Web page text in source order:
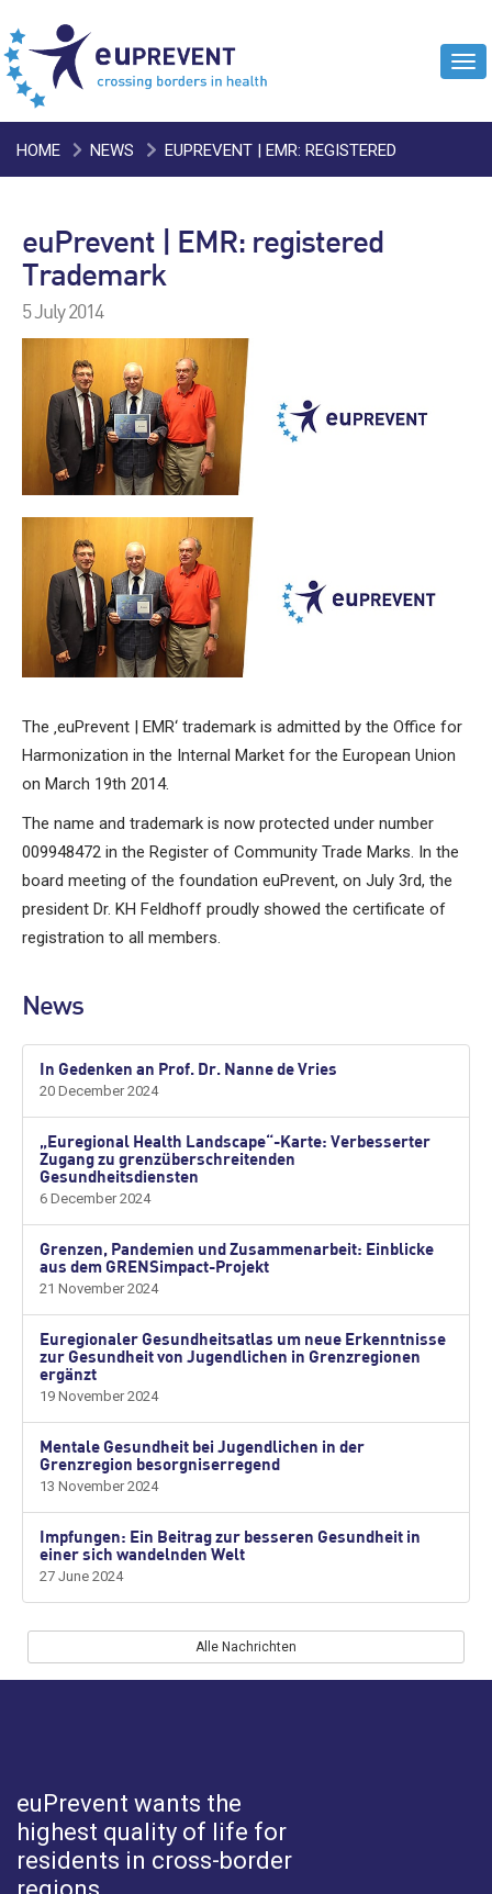
HOME NEWS EUPREVENT | EMR: REGISTERED
euPrevent | EMR: registered
Trademark
5 July 2014
The ‚euPrevent | EMR‘ trademark is admitted by the Office for
Harmonization in the Internal Market for the European Union
on March 19th 2014.
The name and trademark is now protected under number
009948472 in the Register of Community Trade Marks. In the
board meeting of the foundation euPrevent, on July 3rd, the
president Dr. KH Feldhoff proudly showed the certificate of
registration to all members.
News
In Gedenken an Prof. Dr. Nanne de Vries
20 December 2024
„Euregional Health Landscape“-Karte: Verbesserter
Zugang zu grenzüberschreitenden
Gesundheitsdiensten
6 December 2024
Grenzen, Pandemien und Zusammenarbeit: Einblicke
aus dem GRENSimpact-Projekt
21 November 2024
Euregionaler Gesundheitsatlas um neue Erkenntnisse
zur Gesundheit von Jugendlichen in Grenzregionen
ergänzt
19 November 2024
Mentale Gesundheit bei Jugendlichen in der
Grenzregion besorgniserregend
13 November 2024
Impfungen: Ein Beitrag zur besseren Gesundheit in
einer sich wandelnden Welt
27 June 2024
Alle Nachrichten
euPrevent wants the
highest quality of life for
residents in cross-border